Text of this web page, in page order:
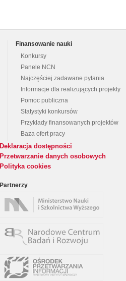
Finansowanie nauki
Konkursy
Panele NCN
Najczęściej zadawane pytania
Informacje dla realizujących projekty
Pomoc publiczna
Statystyki konkursów
Przykłady finansowanych projektów
Baza ofert pracy
Deklaracja dostępności
Przetwarzanie danych osobowych
Polityka cookies
Partnerzy